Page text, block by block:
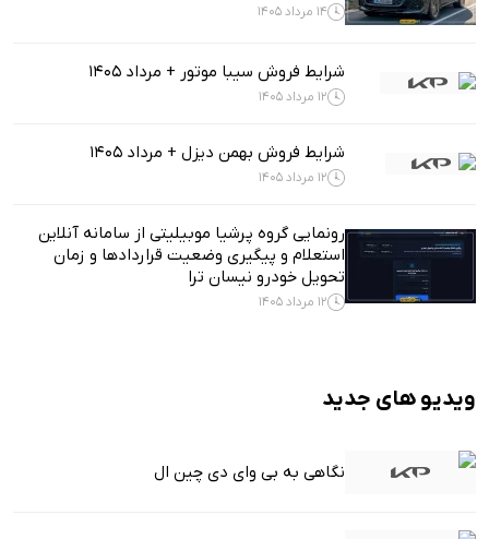
14 مرداد 1405
شرایط فروش سیبا موتور + مرداد 1405
12 مرداد 1405
شرایط فروش بهمن دیزل + مرداد 1405
12 مرداد 1405
رونمایی گروه پرشیا موبیلیتی از سامانه آنلاین
استعلام و پیگیری وضعیت قراردادها و زمان
تحویل خودرو نیسان ترا
12 مرداد 1405
ویدیو های جدید
نگاهی به بی وای دی چین ال